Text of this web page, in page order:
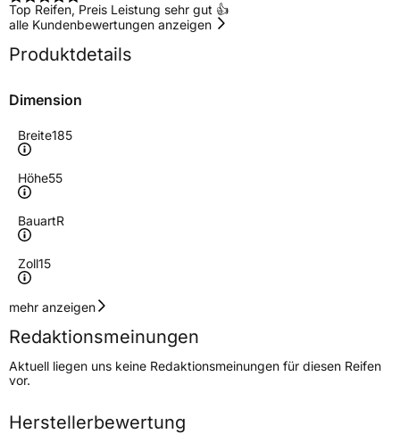
Top Reifen, Preis Leistung sehr gut 👍
alle Kundenbewertungen anzeigen
Produktdetails
Dimension
Breite185
Höhe55
BauartR
Zoll15
Geschwindigkeitsindex
Höchstgeschwindigkeit
210 km/h
Lastindex86
Höchstlast530 kg
mehr anzeigen
Redaktionsmeinungen
Aktuell liegen uns keine Redaktionsmeinungen für diesen Reifen
vor.
Herstellerbewertung